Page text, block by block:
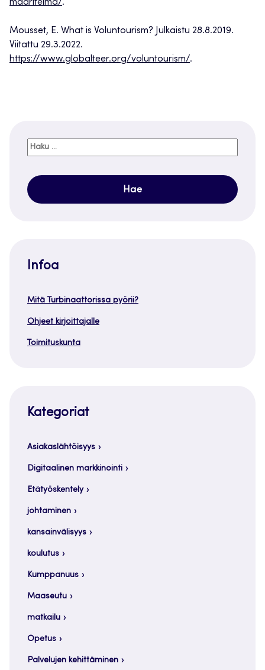
maaritelma/.
Mousset, E. What is Voluntourism? Julkaistu 28.8.2019.
Viitattu 29.3.2022.
https://www.globalteer.org/voluntourism/.
Haku:
Infoa
Mitä Turbinaattorissa pyörii?
Ohjeet kirjoittajalle
Toimituskunta
Kategoriat
Asiakaslähtöisyys
Digitaalinen markkinointi
Etätyöskentely
johtaminen
kansainvälisyys
koulutus
Kumppanuus
Maaseutu
matkailu
Opetus
Palvelujen kehittäminen